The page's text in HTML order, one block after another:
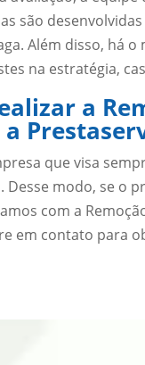
são
Além disso, há
na estratégia,
a
a
que visa
Desse modo, se o
com a
em contato para